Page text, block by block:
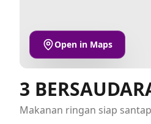
Open in Maps
3
Makanan ringan siap